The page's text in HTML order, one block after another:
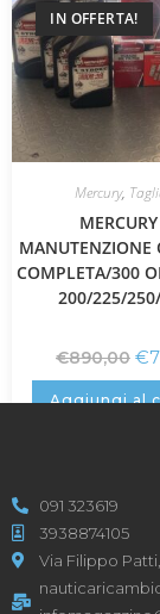
IN OFFERTA!
Mercury,
MANUTENZIONE
COMPLETA/300
200/225/
€890,00 €
Aggiungi al
091 323619
3938874105
Via Filippo